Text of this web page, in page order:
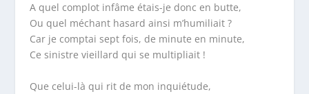
A quel complot infâme étais-je donc en butte,
Ou quel méchant hasard ainsi m’humiliait ?
Car je comptai sept fois, de minute en minute,
Ce sinistre vieillard qui se multipliait !
Que celui-là qui rit de mon inquiétude,